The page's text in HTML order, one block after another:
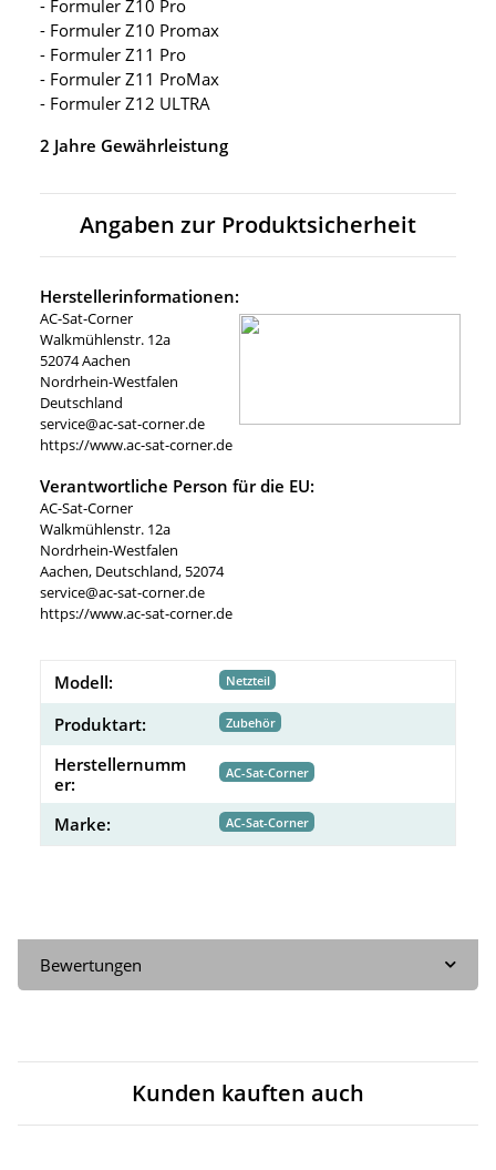
- Formuler Z10 Pro
- Formuler Z10 Promax
- Formuler Z11 Pro
- Formuler Z11 ProMax
- Formuler Z12 ULTRA
2 Jahre Gewährleistung
Angaben zur Produktsicherheit
Herstellerinformationen:
AC-Sat-Corner
Walkmühlenstr. 12a
52074 Aachen
Nordrhein-Westfalen
Deutschland
service@ac-sat-corner.de
https://www.ac-sat-corner.de
Verantwortliche Person für die EU:
AC-Sat-Corner
Walkmühlenstr. 12a
Nordrhein-Westfalen
Aachen, Deutschland, 52074
service@ac-sat-corner.de
https://www.ac-sat-corner.de
Modell: Netzteil
Produktart: Zubehör
Herstellernumm
er:
AC-Sat-Corner
Marke: AC-Sat-Corner
Bewertungen
Kunden kauften auch